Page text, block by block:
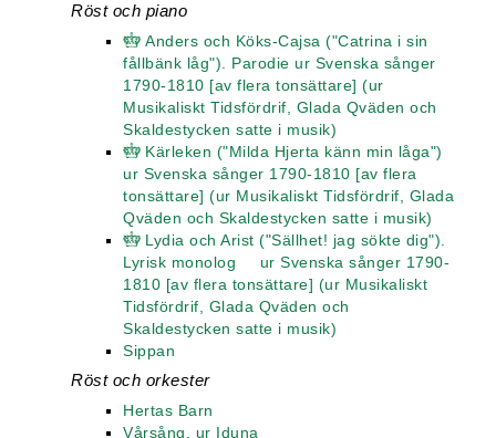
Röst och piano
Anders och Köks-Cajsa ("Catrina i sin
fållbänk låg"). Parodie ur Svenska sånger
1790-1810 [av flera tonsättare] (ur
Musikaliskt Tidsfördrif, Glada Qväden och
Skaldestycken satte i musik)
Kärleken ("Milda Hjerta känn min låga")
ur Svenska sånger 1790-1810 [av flera
tonsättare] (ur Musikaliskt Tidsfördrif, Glada
Qväden och Skaldestycken satte i musik)
Lydia och Arist ("Sällhet! jag sökte dig").
Lyrisk monolog ur Svenska sånger 1790-
1810 [av flera tonsättare] (ur Musikaliskt
Tidsfördrif, Glada Qväden och
Skaldestycken satte i musik)
Sippan
Röst och orkester
Hertas Barn
Vårsång, ur Iduna